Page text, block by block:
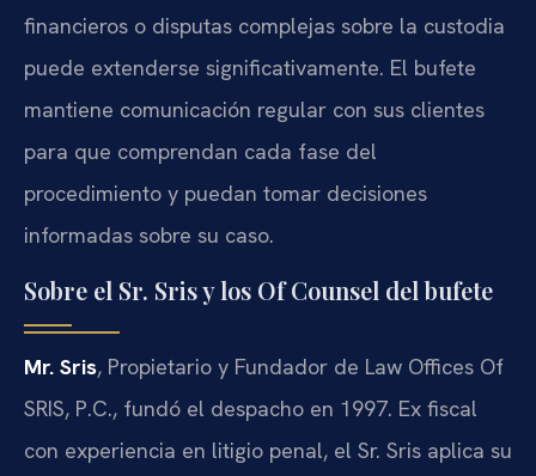
financieros o disputas complejas sobre la custodia
puede extenderse significativamente. El bufete
mantiene comunicación regular con sus clientes
para que comprendan cada fase del
procedimiento y puedan tomar decisiones
informadas sobre su caso.
Sobre el Sr. Sris y los Of Counsel del bufete
Mr. Sris, Propietario y Fundador de Law Offices Of
SRIS, P.C., fundó el despacho en 1997. Ex fiscal
con experiencia en litigio penal, el Sr. Sris aplica su